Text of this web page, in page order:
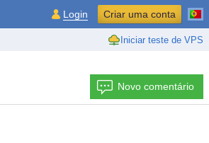
Iniciar teste de VPS
Login Criar uma conta
Novo comentário